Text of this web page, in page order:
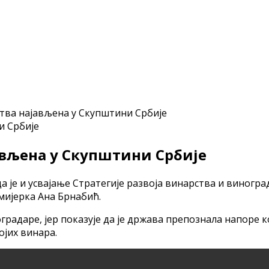
најављена у Скупштини Србије
у Скупштини Србије
и усвајање Стратегије развоја винарства и
Ана Брнабић.
јер показује да је држава препознала напоре
винара.